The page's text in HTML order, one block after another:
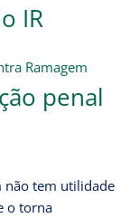
IR
penal
não tem utilidade
o torna